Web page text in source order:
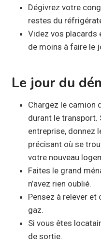
Dégivrez votre
restes du
Videz vos placards
de moins à faire le
Le jour du
Chargez le camion
durant le transport.
entreprise, donnez
précisant où se
votre nouveau
Faites le grand
n’avez rien oublié.
Pensez à relever et
gaz.
Si vous êtes
de sortie.